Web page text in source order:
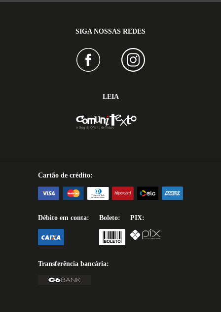
SIGA NOSSAS REDES
LEIA
Cartão de crédito:
Débito em conta: Boleto: PIX:
Transferência bancária: